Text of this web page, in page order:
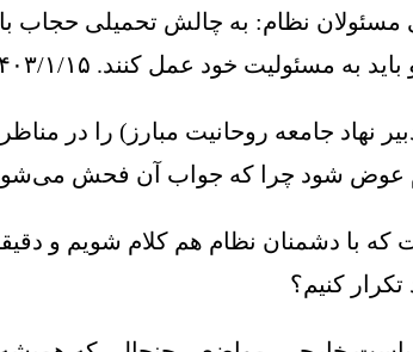
مسئولان نظام: به چالش تحمیلی
به مسئولیت خود عمل کنند. ۱۴۰۳/۱/۱۵
نهاد جامعه روحانیت مبارز) را در
عوض شود چرا که جواب آن فحش
که با دشمنان نظام هم کلام شویم و
کنیم؟